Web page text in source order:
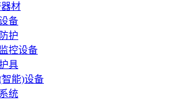
材
备
护
控设备
具
能)设备
统